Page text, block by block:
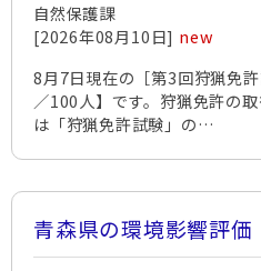
自然保護課
[2026年08月10日] new
8月7日現在の［第3回狩猟免
／100人】です。狩猟免許の
は「狩猟免許試験」の…
青森県の環境影響評価